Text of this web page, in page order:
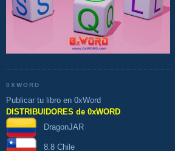
0XWORD
Publicar tu libro en 0xWord
DISTRIBUIDORES de 0xWORD
DragonJAR
8.8 Chile